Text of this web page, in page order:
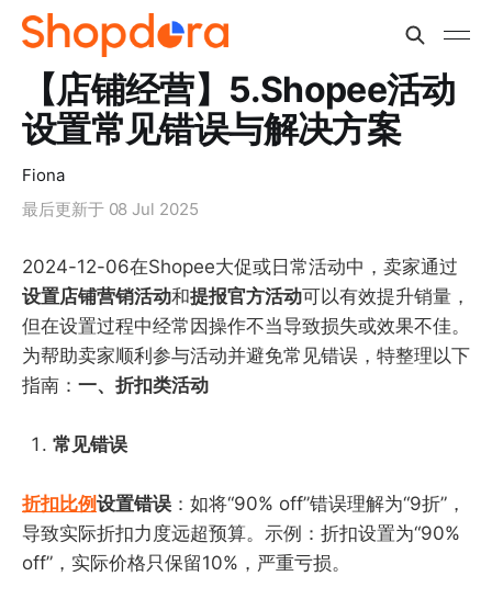
【店铺经营】5.Shopee活动
设置常见错误与解决方案
Fiona
最后更新于 08 Jul 2025
2024-12-06在Shopee大促或日常活动中，卖家通过
设置店铺营销活动和提报官方活动可以有效提升销量，
但在设置过程中经常因操作不当导致损失或效果不佳。
为帮助卖家顺利参与活动并避免常见错误，特整理以下
指南： 一、折扣类活动
常见错误
折扣比例设置错误 ：如将“90% off”错误理解为“9折”，
导致实际折扣力度远超预算。示例：折扣设置为“90%
off”，实际价格只保留10%，严重亏损。